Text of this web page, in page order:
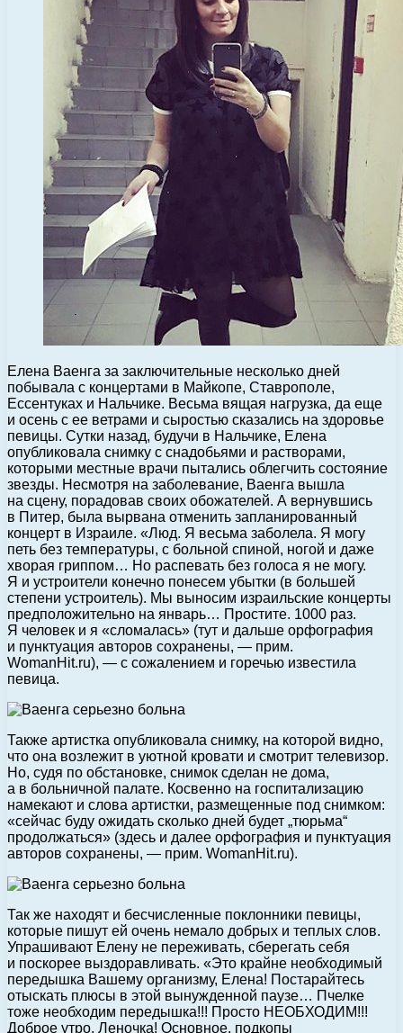
Елена Ваенга за заключительные несколько дней
побывала с концертами в Майкопе, Ставрополе,
Ессентуках и Нальчике. Весьма вящая нагрузка, да еще
и осень с ее ветрами и сыростью сказались на здоровье
певицы. Сутки назад, будучи в Нальчике, Елена
опубликовала снимку с снадобьями и растворами,
которыми местные врачи пытались облегчить состояние
звезды. Несмотря на заболевание, Ваенга вышла
на сцену, порадовав своих обожателей. А вернувшись
в Питер, была вырвана отменить запланированный
концерт в Израиле. «Люд. Я весьма заболела. Я могу
петь без температуры, с больной спиной, ногой и даже
хворая гриппом… Но распевать без голоса я не могу.
Я и устроители конечно понесем убытки (в большей
степени устроитель). Мы выносим израильские концерты
предположительно на январь… Простите. 1000 раз.
Я человек и я «сломалась» (тут и дальше орфография
и пунктуация авторов сохранены, — прим.
WomanHit.ru), — с сожалением и горечью известила
певица.
Также артистка опубликовала снимку, на которой видно,
что она возлежит в уютной кровати и смотрит телевизор.
Но, судя по обстановке, снимок сделан не дома,
а в больничной палате. Косвенно на госпитализацию
намекают и слова артистки, размещенные под снимком:
«сейчас буду ожидать сколько дней будет „тюрьма“
продолжаться» (здесь и далее орфография и пунктуация
авторов сохранены, — прим. WomanHit.ru).
Так же находят и бесчисленные поклонники певицы,
которые пишут ей очень немало добрых и теплых слов.
Упрашивают Елену не переживать, сберегать себя
и поскорее выздоравливать. «Это крайне необходимый
передышка Вашему организму, Елена! Постарайтесь
отыскать плюсы в этой вынужденной паузе… Пчелке
тоже необходим передышка!!! Просто НЕОБХОДИМ!!!
Доброе утро, Леночка! Основное, подкопы